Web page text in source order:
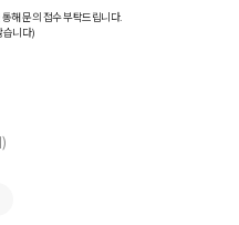
해 문의 접수 부탁드립니다.
습니다)